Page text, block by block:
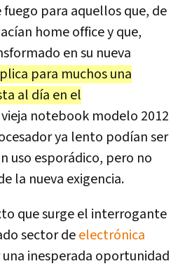
para aquellos que, de
home office y que,
en su nueva
para muchos una
al día en el
notebook modelo 2012
ya lento podían ser
uso esporádico, pero no
la nueva exigencia.
que surge el interrogante
sector deelectrónica
inesperada oportunidad